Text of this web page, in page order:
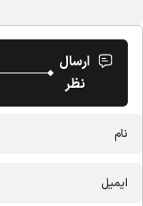
ارسال
نظر